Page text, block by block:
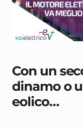
Con un
dinamo o
eolico…